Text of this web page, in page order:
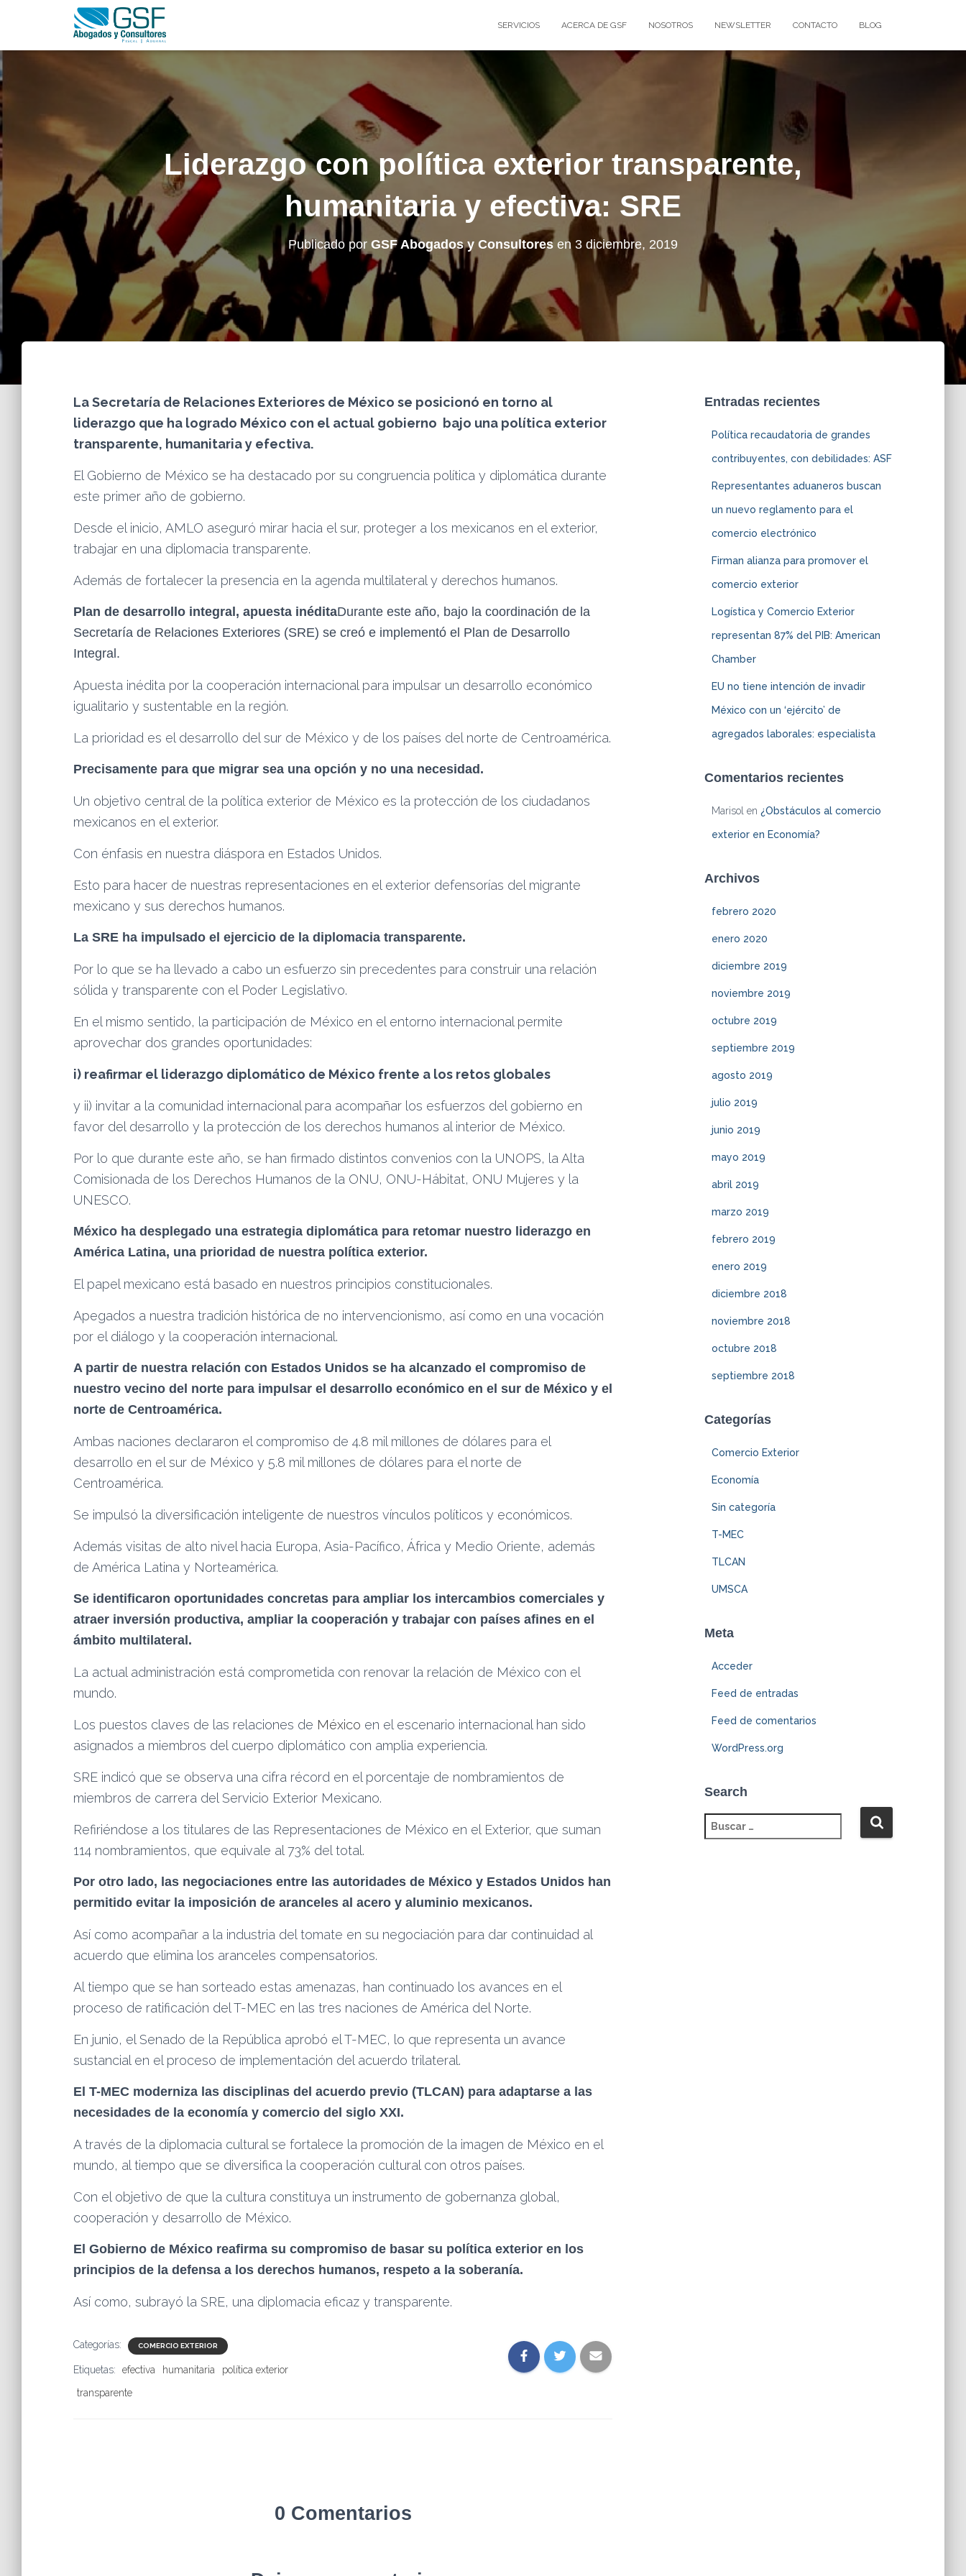
SERVICIOS ACERCA DE GSF NOSOTROS NEWSLETTER CONTACTO BLOG
Liderazgo con política exterior transparente,
humanitaria y efectiva: SRE
Publicado por GSF Abogados y Consultores en 3 diciembre, 2019
La Secretaría de Relaciones Exteriores de México se posicionó en torno al
liderazgo que ha logrado México con el actual gobierno bajo una política exterior
transparente, humanitaria y efectiva.
El Gobierno de México se ha destacado por su congruencia política y diplomática durante
este primer año de gobierno.
Desde el inicio, AMLO aseguró mirar hacia el sur, proteger a los mexicanos en el exterior,
trabajar en una diplomacia transparente.
Además de fortalecer la presencia en la agenda multilateral y derechos humanos.
Plan de desarrollo integral, apuesta inéditaDurante este año, bajo la coordinación de la
Secretaría de Relaciones Exteriores (SRE) se creó e implementó el Plan de Desarrollo
Integral.
Apuesta inédita por la cooperación internacional para impulsar un desarrollo económico
igualitario y sustentable en la región.
La prioridad es el desarrollo del sur de México y de los países del norte de Centroamérica.
Precisamente para que migrar sea una opción y no una necesidad.
Un objetivo central de la política exterior de México es la protección de los ciudadanos
mexicanos en el exterior.
Con énfasis en nuestra diáspora en Estados Unidos.
Esto para hacer de nuestras representaciones en el exterior defensorías del migrante
mexicano y sus derechos humanos.
La SRE ha impulsado el ejercicio de la diplomacia transparente.
Por lo que se ha llevado a cabo un esfuerzo sin precedentes para construir una relación
sólida y transparente con el Poder Legislativo.
En el mismo sentido, la participación de México en el entorno internacional permite
aprovechar dos grandes oportunidades:
i) reafirmar el liderazgo diplomático de México frente a los retos globales
y ii) invitar a la comunidad internacional para acompañar los esfuerzos del gobierno en
favor del desarrollo y la protección de los derechos humanos al interior de México.
Por lo que durante este año, se han firmado distintos convenios con la UNOPS, la Alta
Comisionada de los Derechos Humanos de la ONU, ONU-Hábitat, ONU Mujeres y la
UNESCO.
México ha desplegado una estrategia diplomática para retomar nuestro liderazgo en
América Latina, una prioridad de nuestra política exterior.
El papel mexicano está basado en nuestros principios constitucionales.
Apegados a nuestra tradición histórica de no intervencionismo, así como en una vocación
por el diálogo y la cooperación internacional.
A partir de nuestra relación con Estados Unidos se ha alcanzado el compromiso de
nuestro vecino del norte para impulsar el desarrollo económico en el sur de México y el
norte de Centroamérica.
Ambas naciones declararon el compromiso de 4.8 mil millones de dólares para el
desarrollo en el sur de México y 5.8 mil millones de dólares para el norte de
Centroamérica.
Se impulsó la diversificación inteligente de nuestros vínculos políticos y económicos.
Además visitas de alto nivel hacia Europa, Asia-Pacífico, África y Medio Oriente, además
de América Latina y Norteamérica.
Se identificaron oportunidades concretas para ampliar los intercambios comerciales y
atraer inversión productiva, ampliar la cooperación y trabajar con países afines en el
ámbito multilateral.
La actual administración está comprometida con renovar la relación de México con el
mundo.
Los puestos claves de las relaciones de México en el escenario internacional han sido
asignados a miembros del cuerpo diplomático con amplia experiencia.
SRE indicó que se observa una cifra récord en el porcentaje de nombramientos de
miembros de carrera del Servicio Exterior Mexicano.
Refiriéndose a los titulares de las Representaciones de México en el Exterior, que suman
114 nombramientos, que equivale al 73% del total.
Por otro lado, las negociaciones entre las autoridades de México y Estados Unidos han
permitido evitar la imposición de aranceles al acero y aluminio mexicanos.
Así como acompañar a la industria del tomate en su negociación para dar continuidad al
acuerdo que elimina los aranceles compensatorios.
Al tiempo que se han sorteado estas amenazas, han continuado los avances en el
proceso de ratificación del T-MEC en las tres naciones de América del Norte.
En junio, el Senado de la República aprobó el T-MEC, lo que representa un avance
sustancial en el proceso de implementación del acuerdo trilateral.
El T-MEC moderniza las disciplinas del acuerdo previo (TLCAN) para adaptarse a las
necesidades de la economía y comercio del siglo XXI.
A través de la diplomacia cultural se fortalece la promoción de la imagen de México en el
mundo, al tiempo que se diversifica la cooperación cultural con otros países.
Con el objetivo de que la cultura constituya un instrumento de gobernanza global,
cooperación y desarrollo de México.
El Gobierno de México reafirma su compromiso de basar su política exterior en los
principios de la defensa a los derechos humanos, respeto a la soberanía.
Así como, subrayó la SRE, una diplomacia eficaz y transparente.
Categorías: COMERCIO EXTERIOR
Etiquetas: efectiva humanitaria
política exterior
transparente
0 Comentarios
Entradas recientes
Política recaudatoria de grandes
contribuyentes, con debilidades: ASF
Representantes aduaneros buscan
un nuevo reglamento para el
comercio electrónico
Firman alianza para promover el
comercio exterior
Logística y Comercio Exterior
representan 87% del PIB: American
Chamber
EU no tiene intención de invadir
México con un ‘ejército’ de
agregados laborales: especialista
Comentarios recientes
Marisol en ¿Obstáculos al comercio
exterior en Economía?
Archivos
febrero 2020
enero 2020
diciembre 2019
noviembre 2019
octubre 2019
septiembre 2019
agosto 2019
julio 2019
junio 2019
mayo 2019
abril 2019
marzo 2019
febrero 2019
enero 2019
diciembre 2018
noviembre 2018
octubre 2018
septiembre 2018
Categorías
Comercio Exterior
Economía
Sin categoría
T-MEC
TLCAN
UMSCA
Meta
Acceder
Feed de entradas
Feed de comentarios
WordPress.org
Search
u